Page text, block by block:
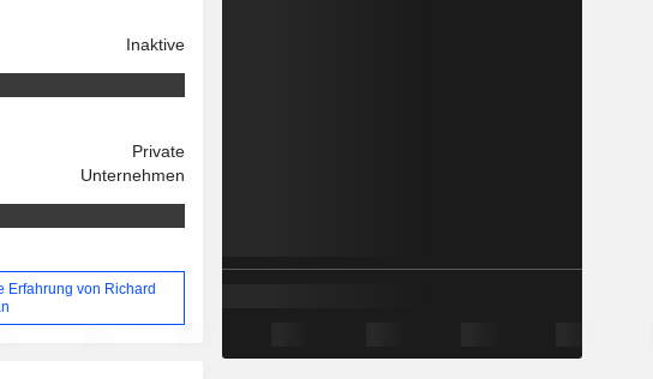
Inaktive
Private
Unternehmen
Erfahrung von Richard